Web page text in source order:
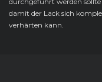
damit der Lack sich
verhärten kann.